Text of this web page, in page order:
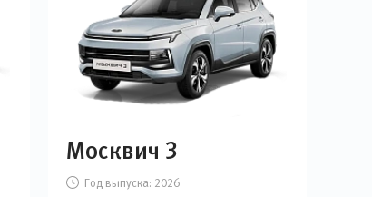
Москвич 3
Год выпуска: 2026